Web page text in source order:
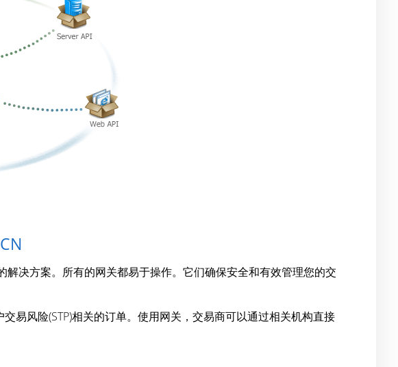
解决方案。所有的网关都易于操作。它们确保安全和有效管理您的交
易风险(STP)相关的订单。使用网关，交易商可以通过相关机构直接